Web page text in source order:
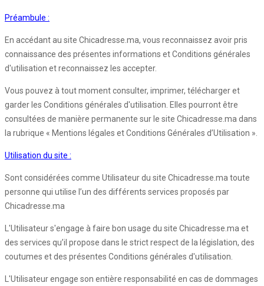
Préambule :
En accédant au site Chicadresse.ma, vous reconnaissez avoir pris
connaissance des présentes informations et Conditions générales
d'utilisation et reconnaissez les accepter.
Vous pouvez à tout moment consulter, imprimer, télécharger et
garder les Conditions générales d'utilisation. Elles pourront être
consultées de manière permanente sur le site Chicadresse.ma dans
la rubrique « Mentions légales et Conditions Générales d’Utilisation ».
Utilisation du site :
Sont considérées comme Utilisateur du site Chicadresse.ma toute
personne qui utilise l’un des différents services proposés par
Chicadresse.ma
L'Utilisateur s'engage à faire bon usage du site Chicadresse.ma et
des services qu’il propose dans le strict respect de la législation, des
coutumes et des présentes Conditions générales d'utilisation.
L'Utilisateur engage son entière responsabilité en cas de dommages